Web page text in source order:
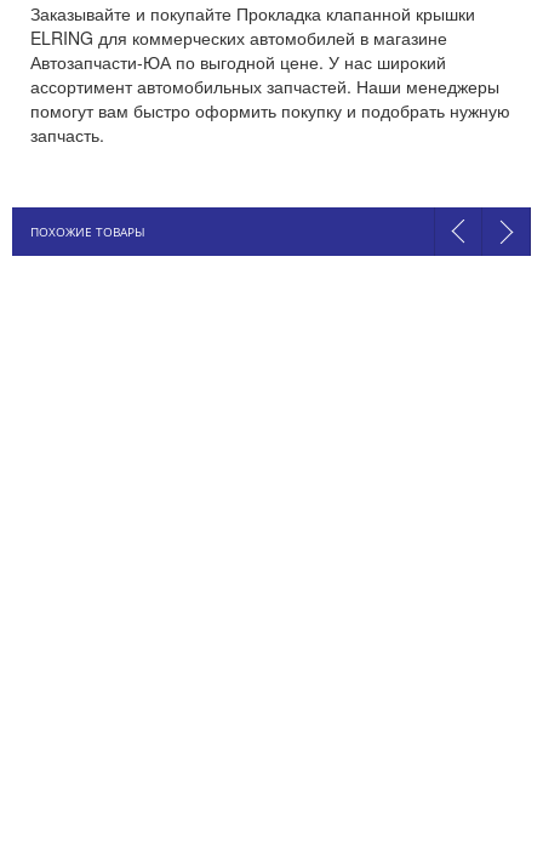
Заказывайте и покупайте Прокладка клапанной крышки
ELRING для коммерческих автомобилей в магазине
Автозапчасти-ЮА по выгодной цене. У нас широкий
ассортимент автомобильных запчастей. Наши менеджеры
помогут вам быстро оформить покупку и подобрать нужную
запчасть.
ПОХОЖИЕ ТОВАРЫ